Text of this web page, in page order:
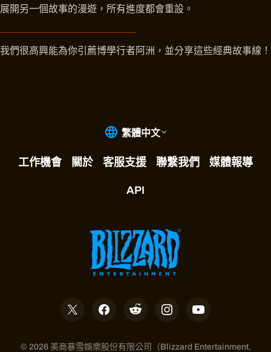
展開另一個故事的漫遊，所有進度都會重設。
我們很高興能為你引薦博學行者阿洲，並分享這些經典故事線！